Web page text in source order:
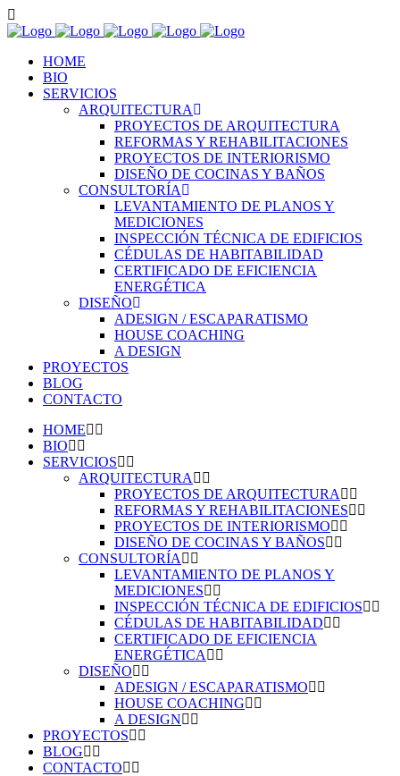
HOME
BIO
SERVICIOS
ARQUITECTURA
PROYECTOS DE ARQUITECTURA
REFORMAS Y REHABILITACIONES
PROYECTOS DE INTERIORISMO
DISEÑO DE COCINAS Y BAÑOS
CONSULTORÍA
LEVANTAMIENTO DE PLANOS Y
MEDICIONES
INSPECCIÓN TÉCNICA DE EDIFICIOS
CÉDULAS DE HABITABILIDAD
CERTIFICADO DE EFICIENCIA
ENERGÉTICA
DISEÑO
ADESIGN / ESCAPARATISMO
HOUSE COACHING
A DESIGN
PROYECTOS
BLOG
CONTACTO
HOME
BIO
SERVICIOS
ARQUITECTURA
PROYECTOS DE ARQUITECTURA
REFORMAS Y REHABILITACIONES
PROYECTOS DE INTERIORISMO
DISEÑO DE COCINAS Y BAÑOS
CONSULTORÍA
LEVANTAMIENTO DE PLANOS Y
MEDICIONES
INSPECCIÓN TÉCNICA DE EDIFICIOS
CÉDULAS DE HABITABILIDAD
CERTIFICADO DE EFICIENCIA
ENERGÉTICA
DISEÑO
ADESIGN / ESCAPARATISMO
HOUSE COACHING
A DESIGN
PROYECTOS
BLOG
CONTACTO